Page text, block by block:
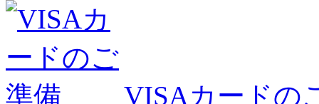
VISAカードの